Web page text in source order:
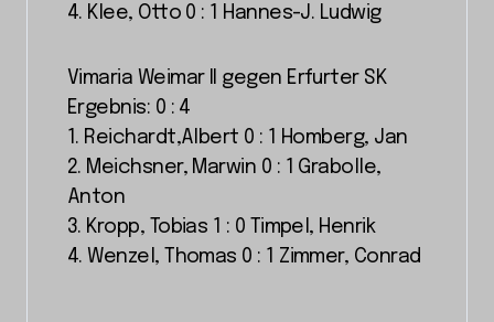
4. Klee, Otto 0 : 1 Hannes-J. Ludwig
Vimaria Weimar II gegen Erfurter SK
Ergebnis: 0 : 4
1. Reichardt,Albert 0 : 1 Homberg, Jan
2. Meichsner, Marwin 0 : 1 Grabolle,
Anton
3. Kropp, Tobias 1 : 0 Timpel, Henrik
4. Wenzel, Thomas 0 : 1 Zimmer, Conrad